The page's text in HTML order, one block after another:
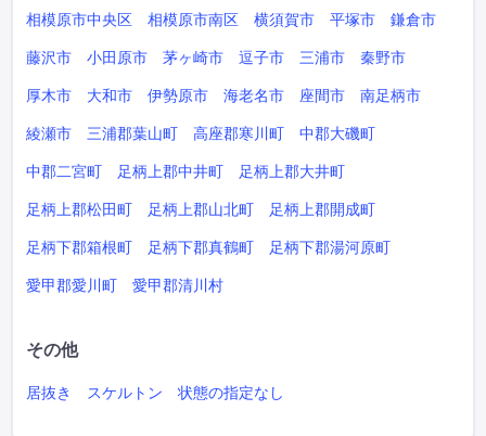
相模原市中央区 相模原市南区 横須賀市 平塚市 鎌倉市
藤沢市 小田原市 茅ヶ崎市 逗子市 三浦市 秦野市
厚木市 大和市 伊勢原市 海老名市 座間市 南足柄市
綾瀬市 三浦郡葉山町 高座郡寒川町 中郡大磯町
中郡二宮町 足柄上郡中井町 足柄上郡大井町
足柄上郡松田町 足柄上郡山北町 足柄上郡開成町
足柄下郡箱根町 足柄下郡真鶴町 足柄下郡湯河原町
愛甲郡愛川町 愛甲郡清川村
その他
居抜き スケルトン 状態の指定なし